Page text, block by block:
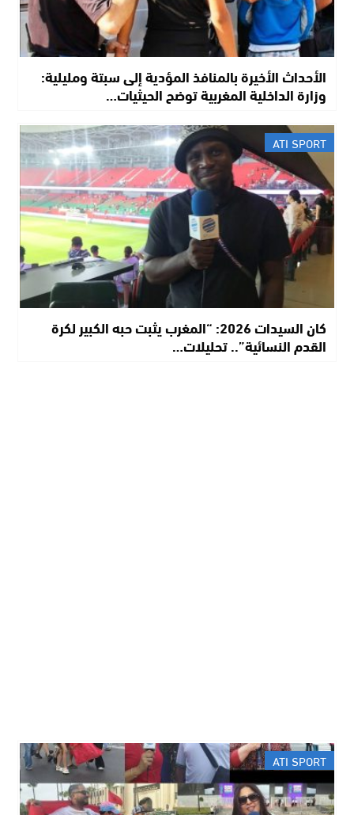
الأحداث الأخيرة بالمنافذ المؤدية إلى سبتة ومليلية:
وزارة الداخلية المغربية توضح الحيثيات…
ATI SPORT
​كان السيدات 2026: “المغرب يثبت حبه الكبير لكرة
القدم النسائية”.. تحليلات…
ATI SPORT